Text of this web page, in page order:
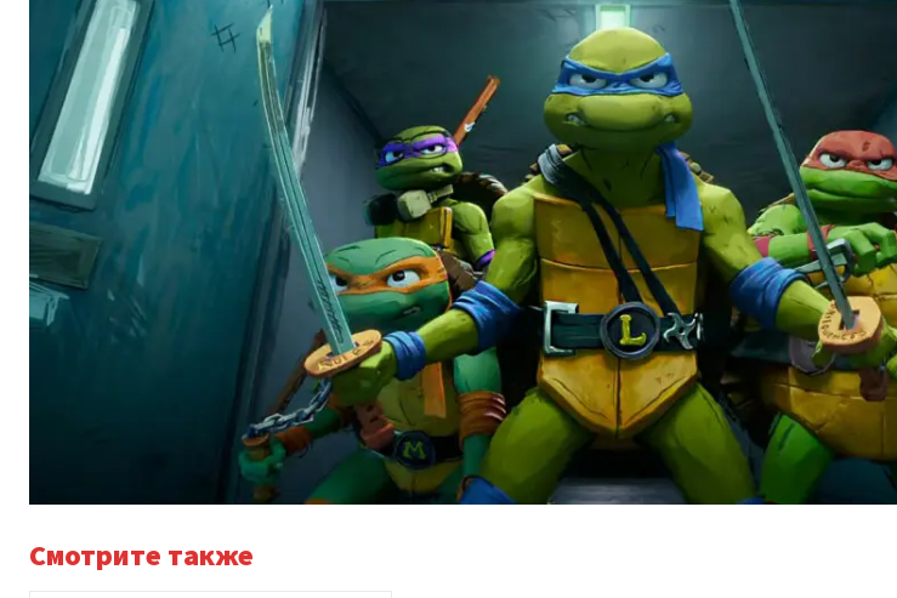
Смотрите также